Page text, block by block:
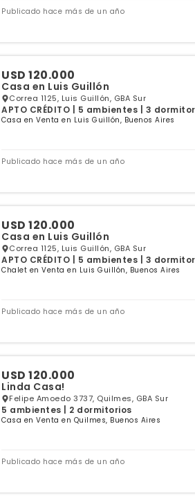
Publicado hace más de un año
USD 120.000
Casa en Luis Guillón
Correa 1125, Luis Guillón, GBA Sur
APTO CRÉDITO | 5 ambientes | 3
Casa en Venta en Luis Guillón, Buenos Aires
Publicado hace más de un año
USD 120.000
Casa en Luis Guillón
Correa 1125, Luis Guillón, GBA Sur
APTO CRÉDITO | 5 ambientes | 3
Chalet en Venta en Luis Guillón, Buenos Aires
Publicado hace más de un año
USD 120.000
Linda Casa!
Felipe Amoedo 3737, Quilmes, GBA Sur
5 ambientes | 2 dormitorios
Casa en Venta en Quilmes, Buenos Aires
Publicado hace más de un año